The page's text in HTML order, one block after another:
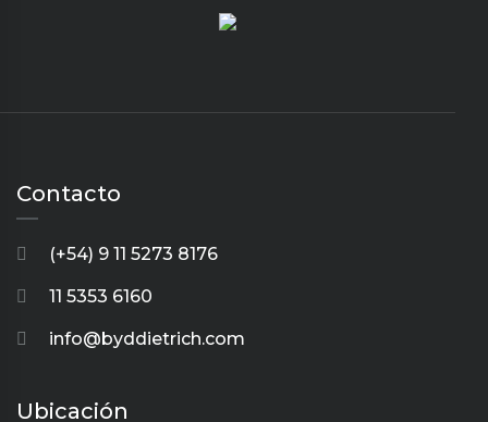
Contacto
(+54) 9 11 5273 8176
11 5353 6160
info@byddietrich.com
Ubicación